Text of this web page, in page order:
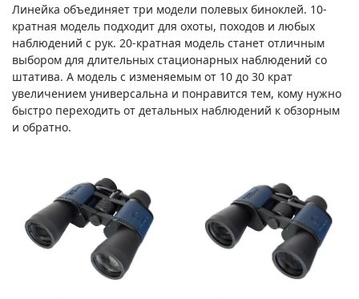
Линейка объединяет три модели полевых биноклей. 10-
кратная модель подходит для охоты, походов и любых
наблюдений с рук. 20-кратная модель станет отличным
выбором для длительных стационарных наблюдений со
штатива. А модель с изменяемым от 10 до 30 крат
увеличением универсальна и понравится тем, кому нужно
быстро переходить от детальных наблюдений к обзорным
и обратно.